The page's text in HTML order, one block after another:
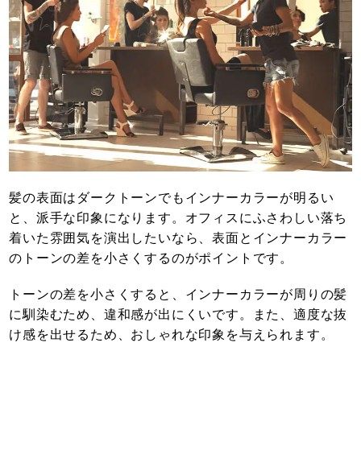
髪の表面はダークトーンでもインナーカラーが明るい
と、派手な印象になります。オフィスにふさわしい落ち
着いた雰囲気を演出したいなら、表面とインナーカラー
のトーンの差を小さくするのがポイントです。
トーンの差を小さくすると、インナーカラーが周りの髪
に馴染むため、違和感が出にくいです。また、適度な抜
け感を出せるため、おしゃれな印象を与えられます。